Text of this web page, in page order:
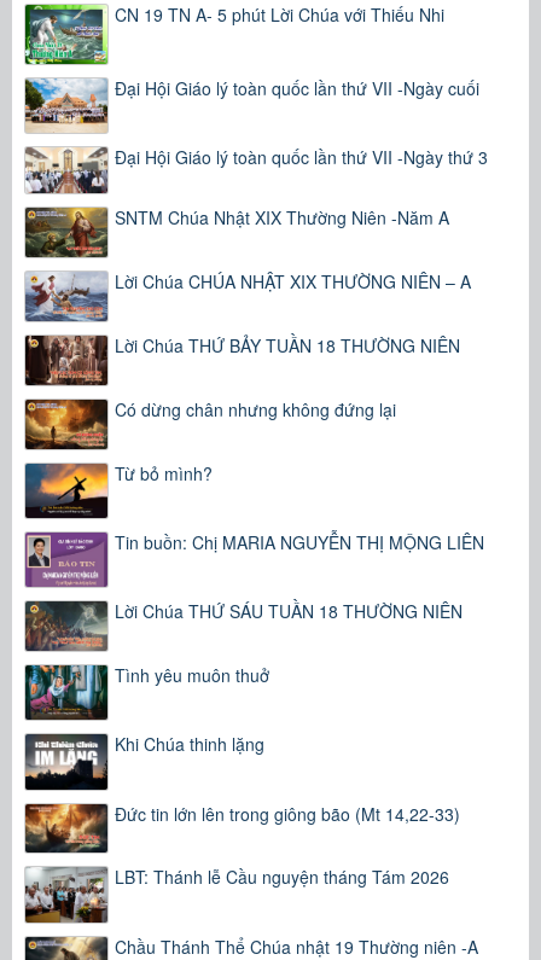
CN 19 TN A- 5 phút Lời Chúa với Thiếu Nhi
Đại Hội Giáo lý toàn quốc lần thứ VII -Ngày cuối
Đại Hội Giáo lý toàn quốc lần thứ VII -Ngày thứ 3
SNTM Chúa Nhật XIX Thường Niên -Năm A
Lời Chúa CHÚA NHẬT XIX THƯỜNG NIÊN – A
Lời Chúa THỨ BẢY TUẦN 18 THƯỜNG NIÊN
Có dừng chân nhưng không đứng lại
Từ bỏ mình?
Tin buồn: Chị MARIA NGUYỄN THỊ MỘNG LIÊN
Lời Chúa THỨ SÁU TUẦN 18 THƯỜNG NIÊN
Tình yêu muôn thuở
Khi Chúa thinh lặng
Đức tin lớn lên trong giông bão (Mt 14,22-33)
LBT: Thánh lễ Cầu nguyện tháng Tám 2026
Chầu Thánh Thể Chúa nhật 19 Thường niên -A